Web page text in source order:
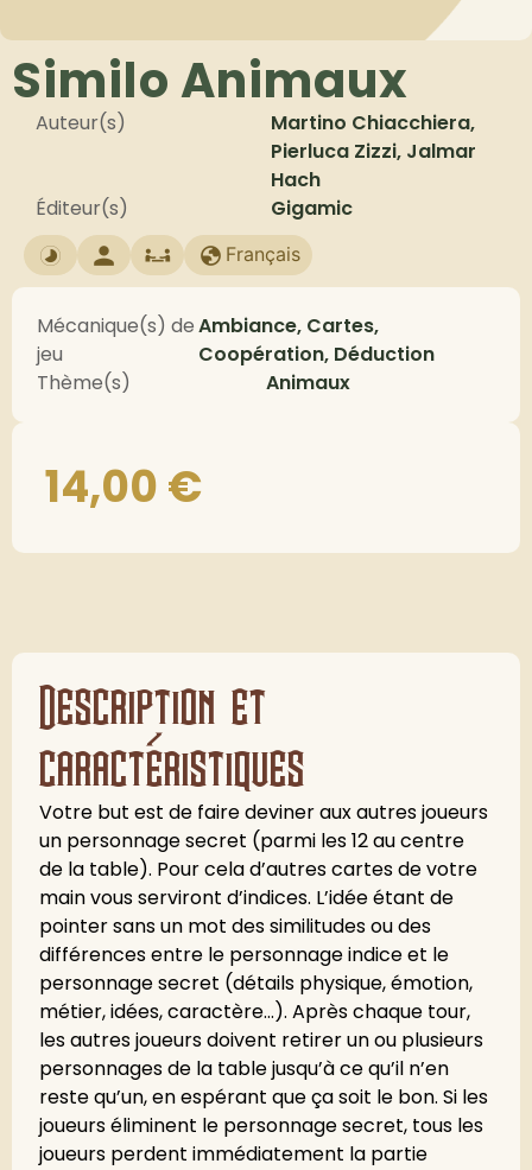
Similo Animaux
Auteur(s)
Martino Chiacchiera,
Pierluca Zizzi, Jalmar
Hach
Éditeur(s)
Gigamic
Français
Mécanique(s) de
jeu
Ambiance, Cartes,
Coopération, Déduction
Thème(s)
Animaux
14,00€
Description et
caractéristiques
Votre but est de faire deviner aux autres joueurs
un personnage secret (parmi les 12 au centre
de la table). Pour cela d’autres cartes de votre
main vous serviront d’indices. L’idée étant de
pointer sans un mot des similitudes ou des
différences entre le personnage indice et le
personnage secret (détails physique, émotion,
métier, idées, caractère...). Après chaque tour,
les autres joueurs doivent retirer un ou plusieurs
personnages de la table jusqu’à ce qu’il n’en
reste qu’un, en espérant que ça soit le bon. Si les
joueurs éliminent le personnage secret, tous les
joueurs perdent immédiatement la partie